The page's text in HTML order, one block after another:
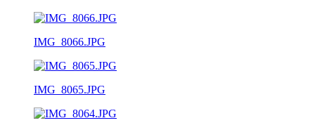
IMG_8066.JPG
IMG_8065.JPG